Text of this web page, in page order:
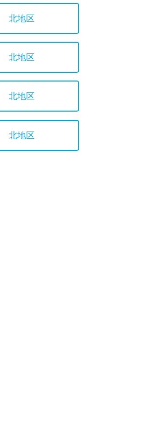
北地区
北地区
北地区
北地区